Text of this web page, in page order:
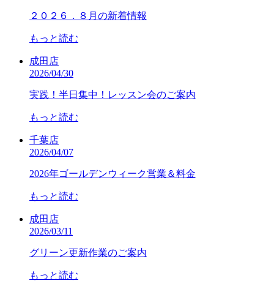
２０２６．８月の新着情報
もっと読む
成田店
2026/04/30
実践！半日集中！レッスン会のご案内
もっと読む
千葉店
2026/04/07
2026年ゴールデンウィーク営業＆料金
もっと読む
成田店
2026/03/11
グリーン更新作業のご案内
もっと読む